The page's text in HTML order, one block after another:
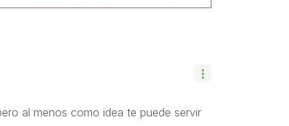
al menos como idea te puede servir